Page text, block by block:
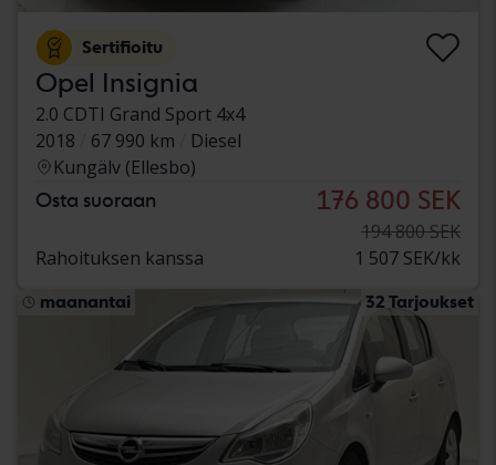
Sertifioitu
Opel Insignia
2.0 CDTI Grand Sport 4x4
2018
67 990 km
Diesel
Kungälv (Ellesbo)
Osta suoraan 176 800 SEK
194 800 SEK
Rahoituksen kanssa
1 507 SEK/kk
maanantai 32 Tarjoukset